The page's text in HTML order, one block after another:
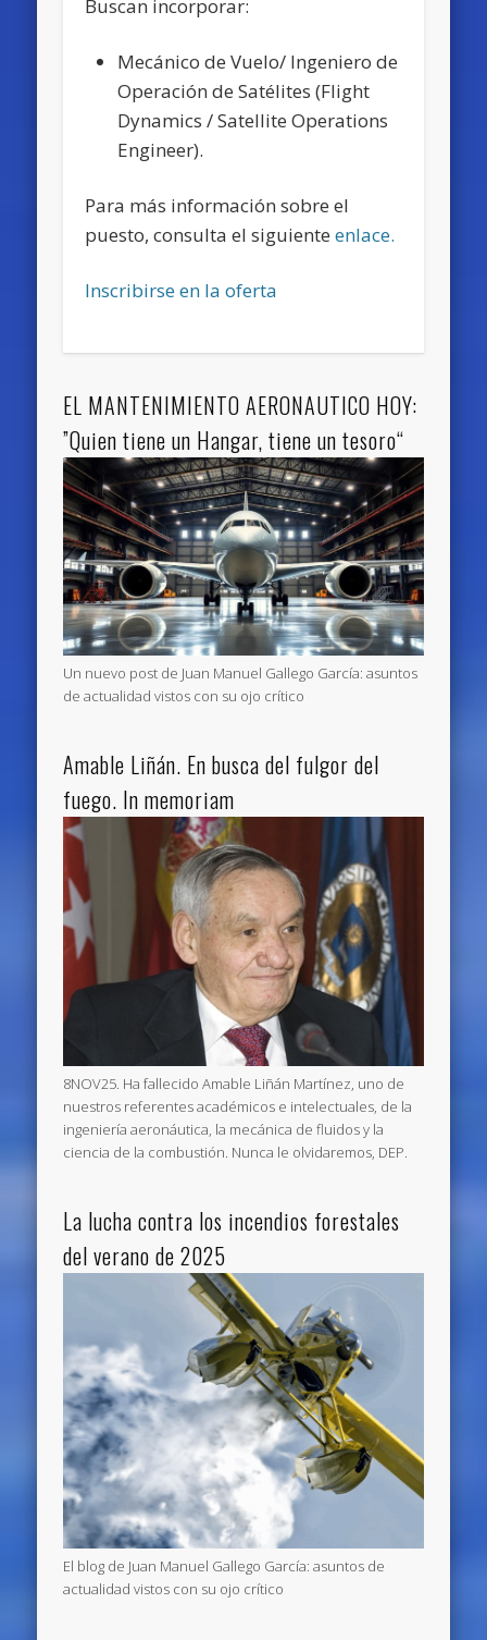
Buscan incorporar:
Mecánico de Vuelo/ Ingeniero de
Operación de Satélites (Flight
Dynamics / Satellite Operations
Engineer).
Para más información sobre el
puesto, consulta el siguienteenlace.
Inscribirse en la oferta
EL MANTENIMIENTO AERONAUTICO HOY:
”Quien tiene un Hangar, tiene un tesoro“
Un nuevo post de Juan Manuel Gallego García: asuntos
de actualidad vistos con su ojo crítico
Amable Liñán. En busca del fulgor del
fuego. In memoriam
8NOV25. Ha fallecido Amable Liñán Martínez, uno de
nuestros referentes académicos e intelectuales, de la
ingeniería aeronáutica, la mecánica de fluidos y la
ciencia de la combustión. Nunca le olvidaremos, DEP.
La lucha contra los incendios forestales
del verano de 2025
El blog de Juan Manuel Gallego García: asuntos de
actualidad vistos con su ojo crítico